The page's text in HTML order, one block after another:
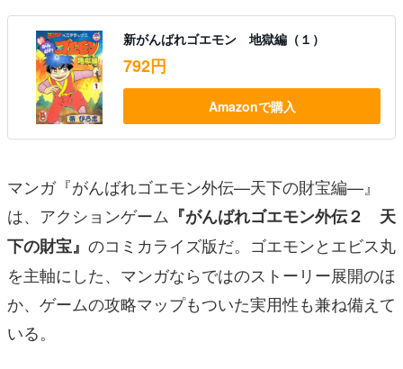
新がんばれゴエモン 地獄編（１）
792円
Amazonで購入
マンガ『がんばれゴエモン外伝—天下の財宝編—』
は、アクションゲーム 『がんばれゴエモン外伝２ 天
下の財宝』 のコミカライズ版だ。ゴエモンとエビス丸
を主軸にした、マンガならではのストーリー展開のほ
か、ゲームの攻略マップもついた実用性も兼ね備えて
いる。